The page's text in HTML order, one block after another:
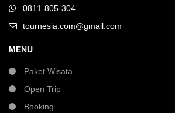
0811-805-304
tournesia.com@gmail.com
MENU
Paket Wisata
Open Trip
Booking